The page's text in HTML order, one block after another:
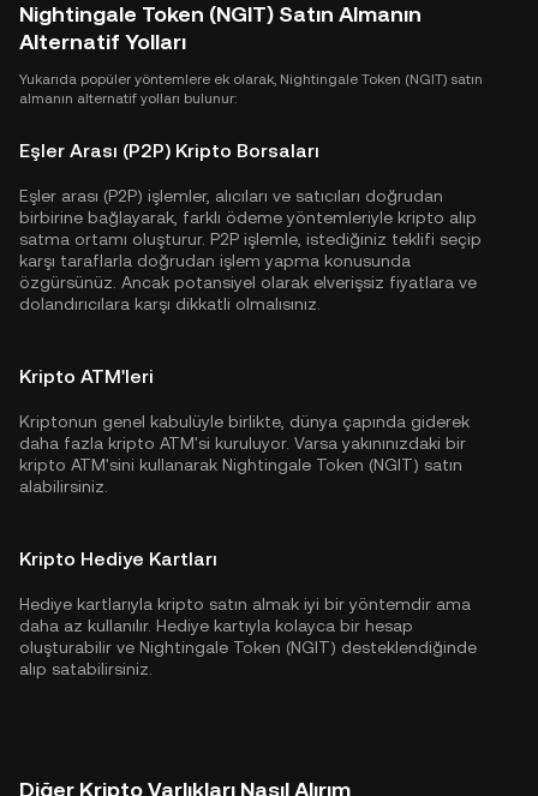
Nightingale Token (NGIT) Satın Almanın
Alternatif Yolları
Yukarıda popüler yöntemlere ek olarak, Nightingale Token (NGIT) satın
almanın alternatif yolları bulunur:
Eşler Arası (P2P) Kripto Borsaları
Eşler arası (P2P) işlemler, alıcıları ve satıcıları doğrudan
birbirine bağlayarak, farklı ödeme yöntemleriyle kripto alıp
satma ortamı oluşturur. P2P işlemle, istediğiniz teklifi seçip
karşı taraflarla doğrudan işlem yapma konusunda
özgürsünüz. Ancak potansiyel olarak elverişsiz fiyatlara ve
dolandırıcılara karşı dikkatli olmalısınız.
Kripto ATM'leri
Kriptonun genel kabulüyle birlikte, dünya çapında giderek
daha fazla kripto ATM'si kuruluyor. Varsa yakınınızdaki bir
kripto ATM'sini kullanarak Nightingale Token (NGIT) satın
alabilirsiniz.
Kripto Hediye Kartları
Hediye kartlarıyla kripto satın almak iyi bir yöntemdir ama
daha az kullanılır. Hediye kartıyla kolayca bir hesap
oluşturabilir ve Nightingale Token (NGIT) desteklendiğinde
alıp satabilirsiniz.
Diğer Kripto Varlıkları Nasıl Alırım